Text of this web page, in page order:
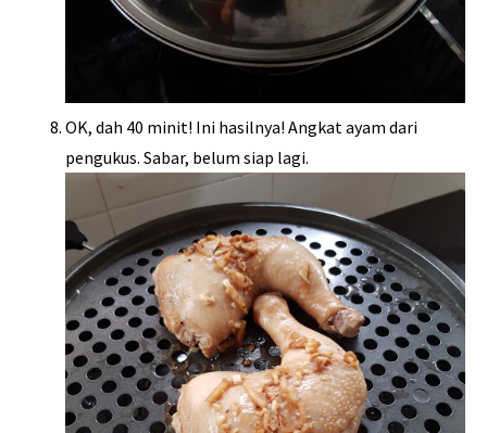
OK, dah 40 minit! Ini hasilnya! Angkat ayam dari
pengukus. Sabar, belum siap lagi.